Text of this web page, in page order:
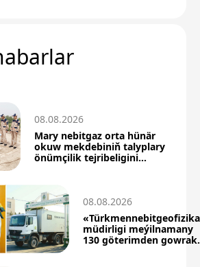
08.08.2026
Mary nebitgaz orta hünär
okuw mekdebiniň talyplary
önümçilik tejribeligini
08.08.2026
müdirligi meýilnamany
130 göterimden gowrak